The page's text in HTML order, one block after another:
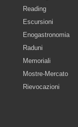
Reading
Escursioni
Enogastronomia
Raduni
Memoriali
Mostre-Mercato
Rievocazioni